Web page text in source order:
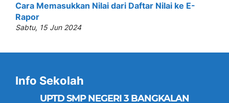
Cara Memasukkan Nilai dari Daftar Nilai ke E-
Rapor
Sabtu, 15 Jun 2024
Info Sekolah
UPTD SMP NEGERI 3 BANGKALAN